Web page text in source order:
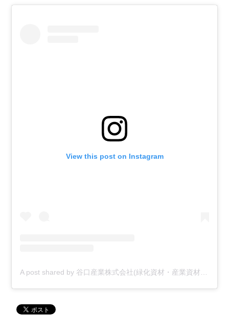
View this post on Instagram